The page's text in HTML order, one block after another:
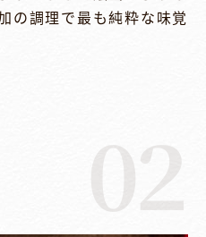
の調理で最も純粋な味覚
02